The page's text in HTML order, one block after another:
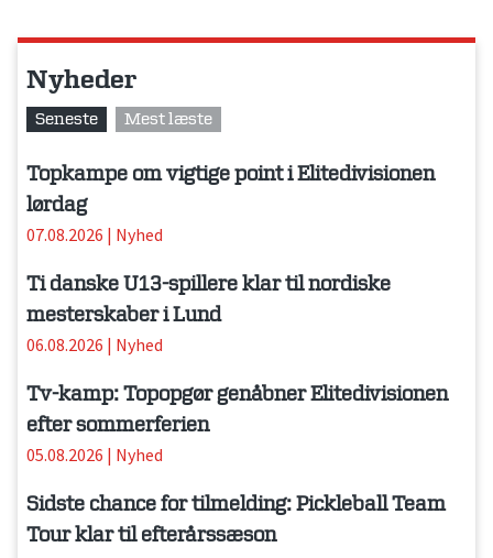
Nyheder
Seneste Mest læste
Topkampe om vigtige point i Elitedivisionen
lørdag
07.08.2026 | Nyhed
Ti danske U13-spillere klar til nordiske
mesterskaber i Lund
06.08.2026 | Nyhed
Tv-kamp: Topopgør genåbner Elitedivisionen
efter sommerferien
05.08.2026 | Nyhed
Sidste chance for tilmelding: Pickleball Team
Tour klar til efterårssæson